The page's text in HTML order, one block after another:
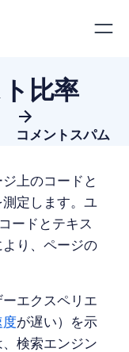
比率
コメントスパム
上のコードと
定します。ユ
ードとテキス
より、ページの
エクスペリエ
度が遅い）を示
検索エンジン